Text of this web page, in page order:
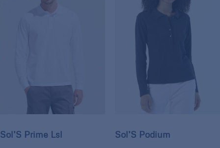
Sol’S Prime Lsl Sol’S Podium